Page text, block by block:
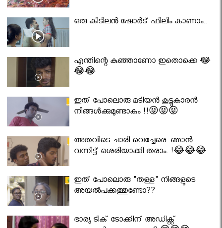
ഒരു കിടിലൻ ഷോർട് ഫിലിം കാണാം..
എന്തിന്റെ കുഞ്ഞാണോ ഇതൊക്കെ 😂
😂😂
ഇത് പോലൊരു മടിയൻ കൂട്ടുകാരൻ
നിങ്ങൾക്കുമുണ്ടാകും !!😝😝😝
അതവിടെ ചാരി വെച്ചേരെ. ഞാൻ
വന്നിട്ട് ശെരിയാക്കി തരാം. !😂😂😂
ഇത് പോലൊരു "തള്ള" നിങ്ങളുടെ
അയല്‍പക്കത്തുണ്ടോ??
ഭാര്യ ടിക് ടോക്കിന് അഡിക്റ്റ്